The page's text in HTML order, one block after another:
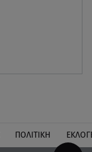
ΠΟΛΙΤΙΚΗ